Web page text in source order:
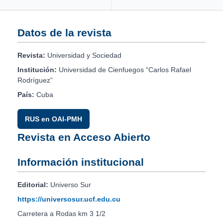
Datos de la revista
Revista: Universidad y Sociedad
Institución: Universidad de Cienfuegos “Carlos Rafael
Rodríguez”
País: Cuba
RUS en OAI-PMH
Revista en Acceso Abierto
Información institucional
Editorial: Universo Sur
https://universosur.ucf.edu.cu
Carretera a Rodas km 3 1/2